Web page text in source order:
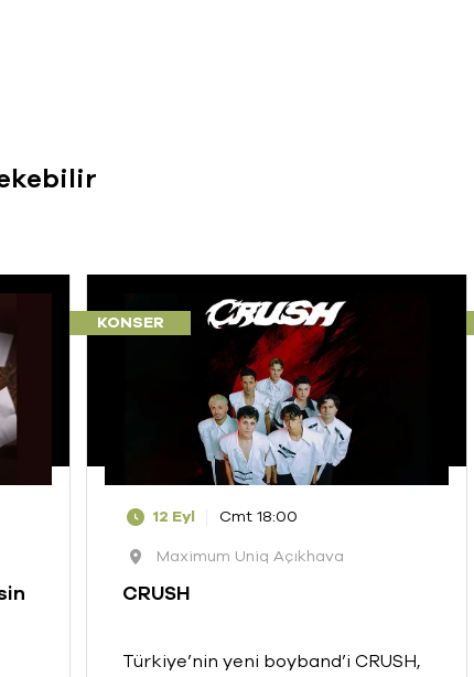
KONSER
12 Eyl
Cmt 18:00
Maximum Uniq Açıkhava
CRUSH
Türkiye’nin yeni boyband’i CRUSH,